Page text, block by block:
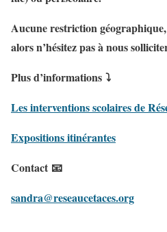
Aucune restriction
alors n’hésitez pas à nous
Plus d’informations ⤵
Les interventions scolaires de
Expositions itinérantes
Contact 📧
sandra@reseaucetaces.org